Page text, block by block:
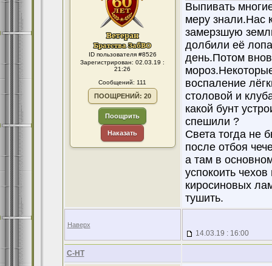
ID пользователя #8526
Зарегистрирован: 02.03.19 :
21:26
Сообщений: 111
ПООЩРЕНИЙ: 20
Поощрить
Наказать
Выпивать
меру знали.Нас
замерзшую
долбили её
день.Потом
воспаление
столовой и
какой бунт
спешили ?
Света тогда не
после отбоя
а там в
успокоить
киросиновых
тушить.
Наверх
14.03.19 : 16:00
С-НТ